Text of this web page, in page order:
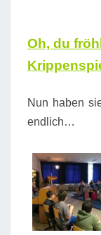
Oh, du
Nun haben
endlich…